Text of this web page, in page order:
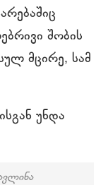
შობის
მცირე, სამ
უნდა